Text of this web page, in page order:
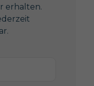
erhalten.